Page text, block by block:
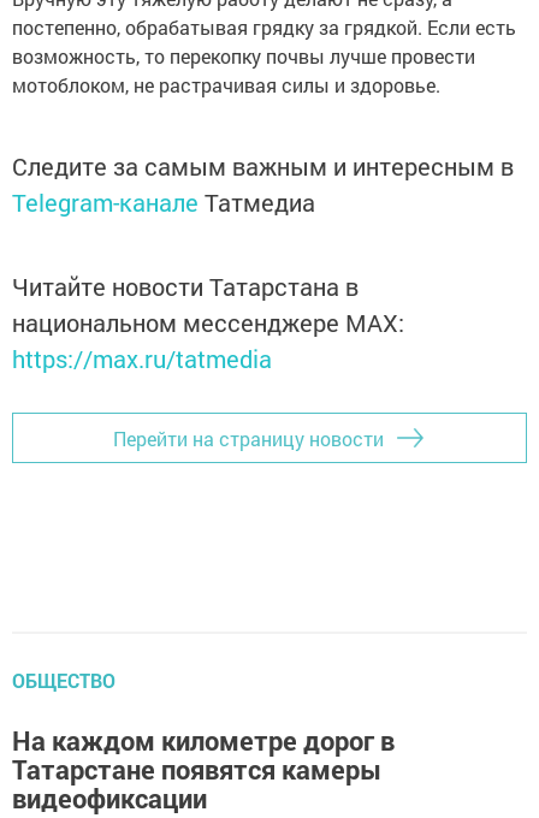
постепенно, обрабатывая грядку за грядкой. Если есть
возможность, то перекопку почвы лучше провести
мотоблоком, не растрачивая силы и здоровье.
Следите за самым важным и интересным в
Telegram-канале Татмедиа
Читайте новости Татарстана в
национальном мессенджере MАХ:
https://max.ru/tatmedia
Перейти на страницу новости
ОБЩЕСТВО
На каждом километре дорог в
Татарстане появятся камеры
видеофиксации